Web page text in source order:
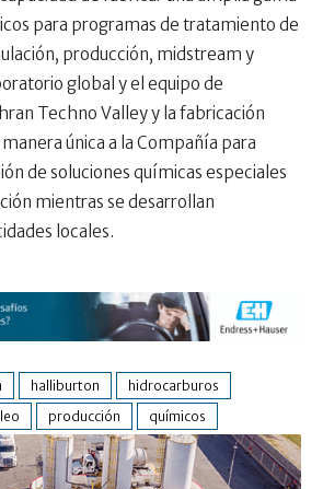
para programas de tratamiento de
producción, midstream y
global y el equipo de
Techno Valley y la fabricación
única a la Compañía para
de soluciones químicas especiales
mientras se desarrollan
locales.
halliburton
hidrocarburos
producción químicos